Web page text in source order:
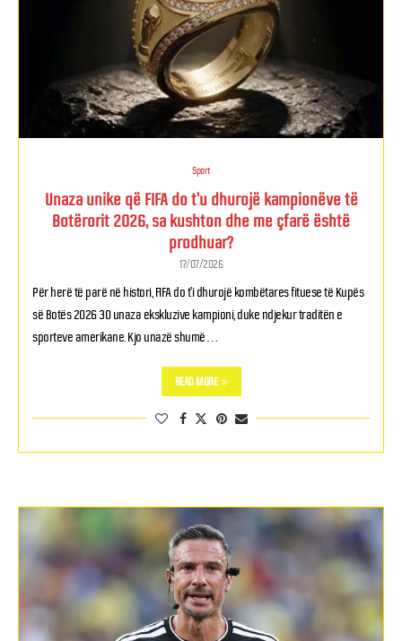
Sport
Unaza unike që FIFA do t’u dhurojë kampionëve të
Botërorit 2026, sa kushton dhe me çfarë është
prodhuar?
17/07/2026
Për herë të parë në histori, FIFA do t’i dhurojë kombëtares fituese të Kupës
së Botës 2026 30 unaza ekskluzive kampioni, duke ndjekur traditën e
sporteve amerikane. Kjo unazë shumë …
READ MORE